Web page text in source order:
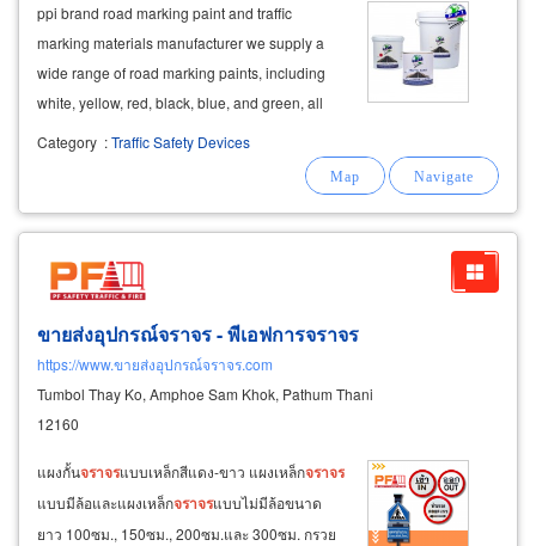
ppi brand road marking paint and traffic
marking materials manufacturer we supply a
wide range of road marking paints, including
white, yellow, red, black, blue, and green, all
and bs 6044. cold plastic paint: wholesale
Category :Traffic Safety Devices
ขายส่งอุปกรณ์จราจร - พีเอฟการจราจร
https://www.ขายส่งอุปกรณ์จราจร.com
Tumbol Thay Ko, Amphoe Sam Khok, Pathum Thani
12160
แผงกั้นจราจรแบบเหล็กสีแดง-ขาว แผงเหล็กจราจร
แบบมีล้อและแผงเหล็กจราจรแบบไม่มีล้อขนาด
ยาว 100ซม., 150ซม., 200ซม.และ 300ซม. กรวย